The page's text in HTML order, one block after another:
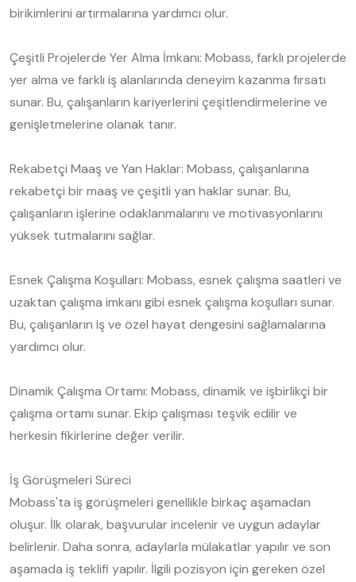
birikimlerini artırmalarına yardımcı olur.
Çeşitli Projelerde Yer Alma İmkanı: Mobass, farklı projelerde
yer alma ve farklı iş alanlarında deneyim kazanma fırsatı
sunar. Bu, çalışanların kariyerlerini çeşitlendirmelerine ve
genişletmelerine olanak tanır.
Rekabetçi Maaş ve Yan Haklar: Mobass, çalışanlarına
rekabetçi bir maaş ve çeşitli yan haklar sunar. Bu,
çalışanların işlerine odaklanmalarını ve motivasyonlarını
yüksek tutmalarını sağlar.
Esnek Çalışma Koşulları: Mobass, esnek çalışma saatleri ve
uzaktan çalışma imkanı gibi esnek çalışma koşulları sunar.
Bu, çalışanların iş ve özel hayat dengesini sağlamalarına
yardımcı olur.
Dinamik Çalışma Ortamı: Mobass, dinamik ve işbirlikçi bir
çalışma ortamı sunar. Ekip çalışması teşvik edilir ve
herkesin fikirlerine değer verilir.
İş Görüşmeleri Süreci
Mobass'ta iş görüşmeleri genellikle birkaç aşamadan
oluşur. İlk olarak, başvurular incelenir ve uygun adaylar
belirlenir. Daha sonra, adaylarla mülakatlar yapılır ve son
aşamada iş teklifi yapılır. İlgili pozisyon için gereken özel